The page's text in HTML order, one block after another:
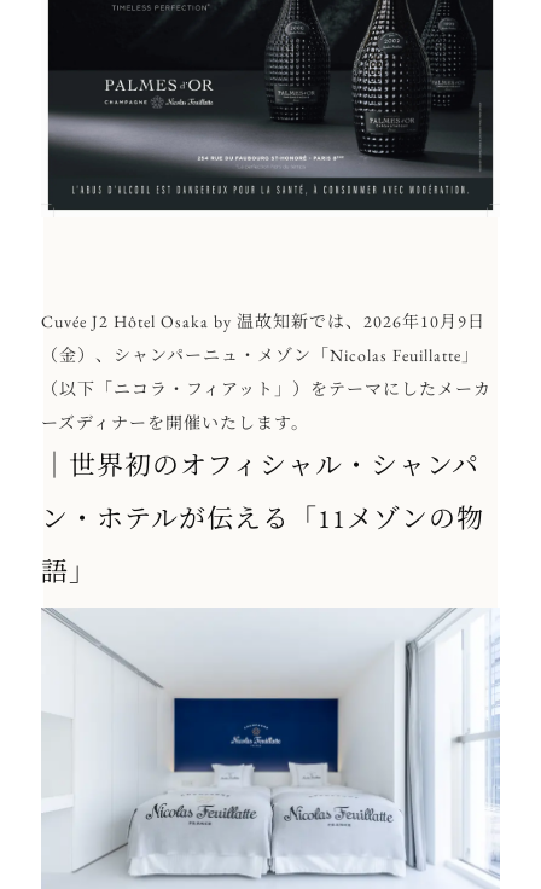
Cuvée J2 Hôtel Osaka by 温故知新では、2026年10月9日
（金）、シャンパーニュ・メゾン「Nicolas Feuillatte」
（以下「ニコラ・フィアット」）をテーマにしたメーカ
ーズディナーを開催いたします。
｜世界初のオフィシャル・シャンパ
ン・ホテルが伝える「11メゾンの物
語」